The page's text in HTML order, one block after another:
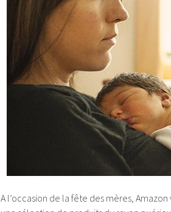
A l’occasion de la fête des mères,